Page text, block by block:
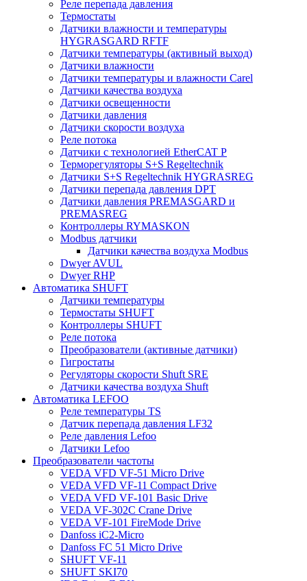
Реле перепада давления
Термостаты
Датчики влажности и температуры
HYGRASGARD RFTF
Датчики температуры (активный выход)
Датчики влажности
Датчики температуры и влажности Carel
Датчики качества воздуха
Датчики освещенности
Датчики давления
Датчики скорости воздуха
Реле потока
Датчики с технологией EtherCAT P
Терморегуляторы S+S Regeltechnik
Датчики S+S Regeltechnik HYGRASREG
Датчики перепада давления DPT
Датчики давления PREMASGARD и
PREMASREG
Контроллеры RYMASKON
Modbus датчики
Датчики качества воздуха Modbus
Dwyer AVUL
Dwyer RHP
Автоматика SHUFT
Датчики температуры
Термостаты SHUFT
Контроллеры SHUFT
Реле потока
Преобразователи (активные датчики)
Гигростаты
Регуляторы скорости Shuft SRE
Датчики качества воздуха Shuft
Автоматика LEFOO
Реле температуры TS
Датчик перепада давления LF32
Реле давления Lefoo
Датчики Lefoo
Преобразователи частоты
VEDA VFD VF-51 Micro Drive
VEDA VFD VF-11 Compact Drive
VEDA VFD VF-101 Basic Drive
VEDA VF-302C Crane Drive
VEDA VF-101 FireMode Drive
Danfoss iC2-Micro
Danfoss FC 51 Micro Drive
SHUFT VF-11
SHUFT SKI70